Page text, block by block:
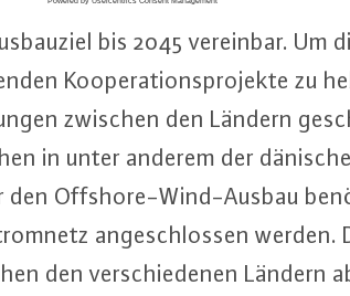
bis 2045 vereinbar. Um
Ko­ope­ra­ti­ons­pro­jek­te zu
zwischen den Ländern
in unter anderem der
den Off­shore-Wind-Aus­bau
an­ge­schlos­sen werden.
den ver­schie­de­nen Ländern